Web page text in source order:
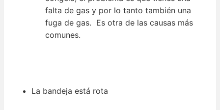
falta de gas y por lo tanto también una
fuga de gas. Es otra de las causas más
comunes.
La bandeja está rota